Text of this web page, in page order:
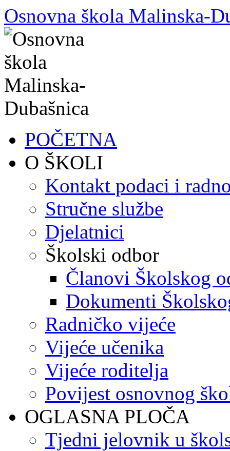
Skoči
do
sadržaja
Osnovna škola Malinska-
POČETNA
O ŠKOLI
Kontakt podaci i
Stručne službe
Djelatnici
Školski odbor
Članovi Školskog
Dokumenti
Radničko vijeće
Vijeće učenika
Vijeće roditelja
Povijest osnovnog
OGLASNA PLOČA
Tjedni jelovnik u